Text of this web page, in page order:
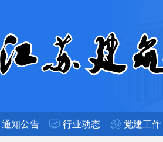
通知公告 行业动态 党建工作